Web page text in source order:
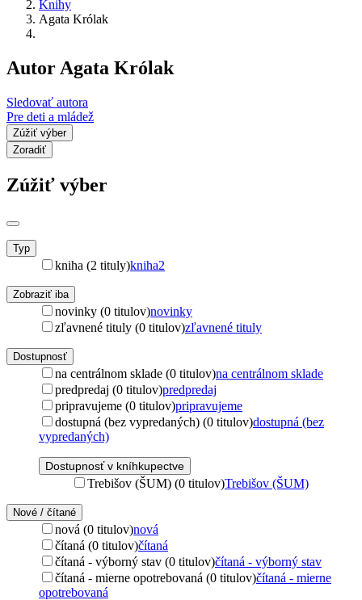
Knihy
Agata Królak
Autor Agata Królak
Sledovať autora
Pre deti a mládež
Zúžiť výber
Zoradiť
Zúžiť výber
Typ
kniha (2 tituly)kniha2
Zobraziť iba
novinky (0 titulov)novinky
zľavnené tituly (0 titulov)zľavnené tituly
Dostupnosť
na centrálnom sklade (0 titulov)na centrálnom sklade
predpredaj (0 titulov)predpredaj
pripravujeme (0 titulov)pripravujeme
dostupná (bez vypredaných) (0 titulov)dostupná (bez
vypredaných)
Dostupnosť v kníhkupectve
Trebišov (ŠUM) (0 titulov)Trebišov (ŠUM)
Nové / čítané
nová (0 titulov)nová
čítaná (0 titulov)čítaná
čítaná - výborný stav (0 titulov)čítaná - výborný stav
čítaná - mierne opotrebovaná (0 titulov)čítaná - mierne
opotrebovaná